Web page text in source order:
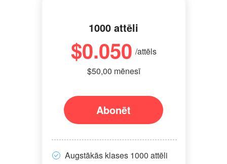
1000 attēli
$0.050 /attēls
$50,00 mēnesī
Abonēt
Augstākās klases 1000 attēli